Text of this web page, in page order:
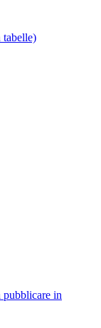
pubblicare in